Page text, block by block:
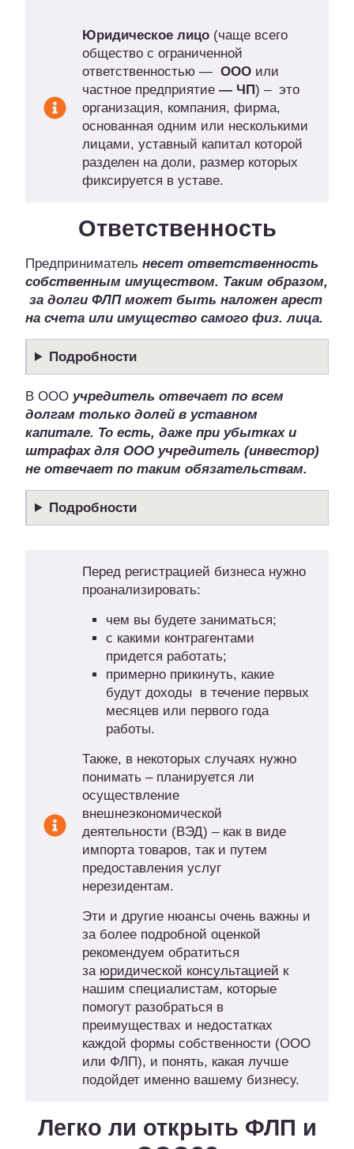
Юридическое лицо(чаще всего
общество с ограниченной
ответственностью — ООО или
частное предприятие— ЧП) – это
организация, компания, фирма,
основанная одним или несколькими
лицами, уставный капитал которой
разделен на доли, размер которых
фиксируется в уставе.
Ответственность
Предприниматель несет ответственность
собственным имуществом. Таким образом,
за долги ФЛП может быть наложен арест
на счета или имущество самого физ. лица.
Подробности
В ООО учредитель отвечает по всем
долгам только долей в уставном
капитале. То есть, даже при убытках и
штрафах для ООО учредитель (инвестор)
не отвечает по таким обязательствам.
Подробности
Перед регистрацией бизнеса нужно
проанализировать:
чем вы будете заниматься;
с какими контрагентами
придется работать;
примерно прикинуть, какие
будут доходы в течение первых
месяцев или первого года
работы.
Также, в некоторых случаях нужно
понимать – планируется ли
осуществление
внешнеэкономической
деятельности (ВЭД) – как в виде
импорта товаров, так и путем
предоставления услуг
нерезидентам.
Эти и другие нюансы очень важны и
за более подробной оценкой
рекомендуем обратиться
за юридической консультацией к
нашим специалистам, которые
помогут разобраться в
преимуществах и недостатках
каждой формы собственности (ООО
или ФЛП), и понять, какая лучше
подойдет именно вашему бизнесу.
Легко ли открыть ФЛП и